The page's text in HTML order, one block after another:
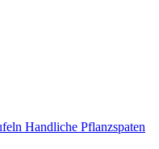
Handliche Pflanzspaten